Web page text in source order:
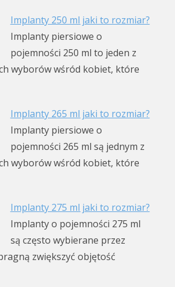
Implanty 250 ml jaki to rozmiar?
Implanty piersiowe o
pojemności 250 ml to jeden z
wyborów wśród kobiet, które
Implanty 265 ml jaki to rozmiar?
Implanty piersiowe o
pojemności 265 ml są jednym z
wyborów wśród kobiet, które
Implanty 275 ml jaki to rozmiar?
Implanty o pojemności 275 ml
są często wybierane przez
zwiększyć objętość